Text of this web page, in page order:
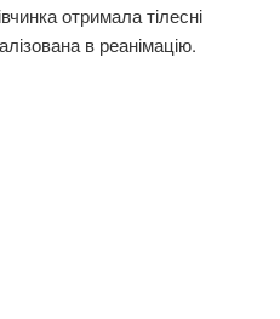
отримала тілесні
в реанімацію.